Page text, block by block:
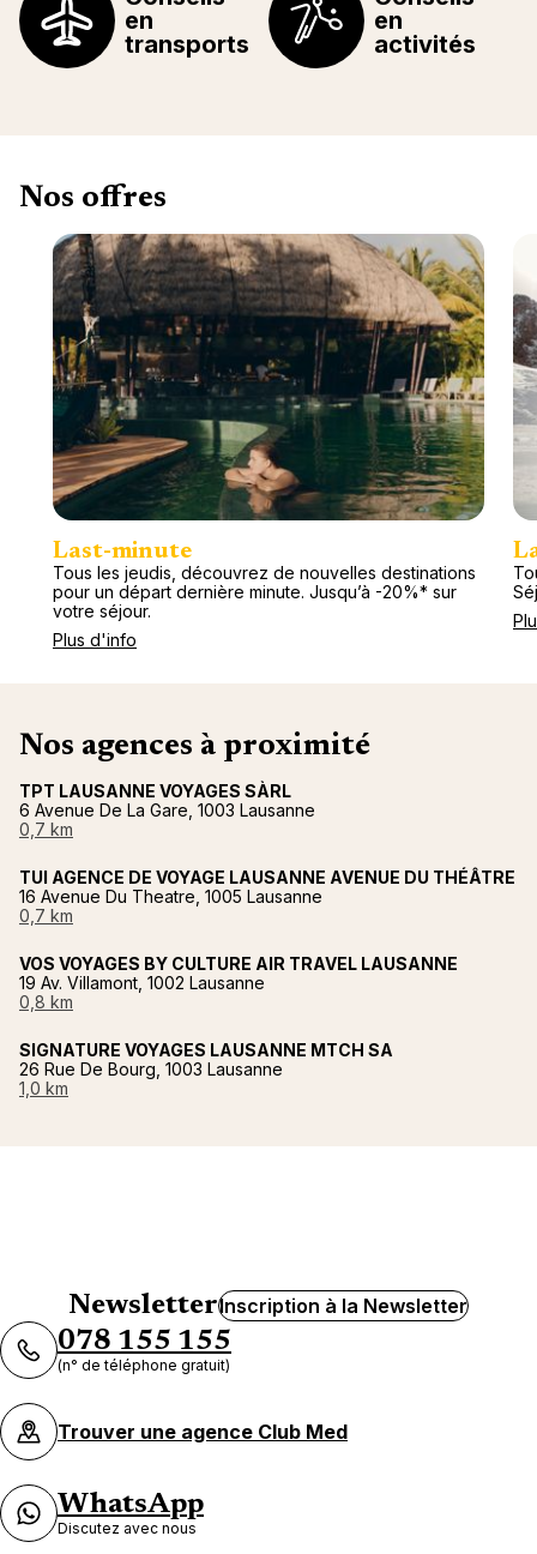
en
transports
en
activités
Nos offres
Last-minute
Tous les jeudis, découvrez de nouvelles destinations
pour un départ dernière minute. Jusqu’à -20%* sur
votre séjour.
Plus d'info
Nos agences à proximité
TPT LAUSANNE VOYAGES SÀRL
6 Avenue De La Gare, 1003 Lausanne
0,7 km
TUI AGENCE DE VOYAGE LAUSANNE AVENUE DU THÉÂTRE
16 Avenue Du Theatre, 1005 Lausanne
0,7 km
VOS VOYAGES BY CULTURE AIR TRAVEL LAUSANNE
19 Av. Villamont, 1002 Lausanne
0,8 km
SIGNATURE VOYAGES LAUSANNE MTCH SA
26 Rue De Bourg, 1003 Lausanne
1,0 km
NewsletterInscription à la Newsletter
078 155 155
(n° de téléphone gratuit)
Trouver une agence Club Med
WhatsApp
Discutez avec nous